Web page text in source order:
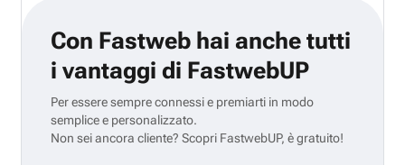
Con Fastweb hai anche tutti
i vantaggi di FastwebUP
Per essere sempre connessi e premiarti in modo
semplice e personalizzato.
Non sei ancora cliente? Scopri FastwebUP, è gratuito!